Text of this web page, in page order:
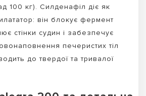
100 кг). Силденафіл діє як
він блокує фермент
стінки судин і забезпечує
печеристих тіл
до твердої та тривалої